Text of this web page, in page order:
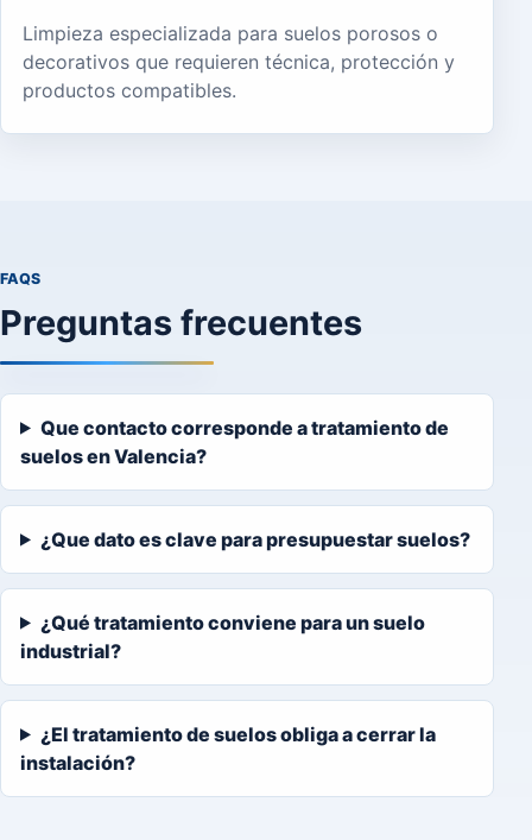
Limpieza especializada para suelos porosos o
decorativos que requieren técnica, protección y
productos compatibles.
FAQS
Preguntas frecuentes
Que contacto corresponde a tratamiento de
suelos en Valencia?
¿Que dato es clave para presupuestar suelos?
¿Qué tratamiento conviene para un suelo
industrial?
¿El tratamiento de suelos obliga a cerrar la
instalación?